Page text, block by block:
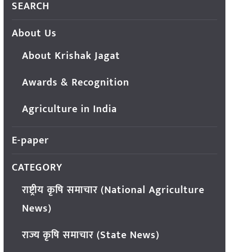
SEARCH
About Us
About Krishak Jagat
Awards & Recognition
Agriculture in India
E-paper
CATEGORY
राष्ट्रीय कृषि समाचार (National Agriculture
News)
राज्य कृषि समाचार (State News)